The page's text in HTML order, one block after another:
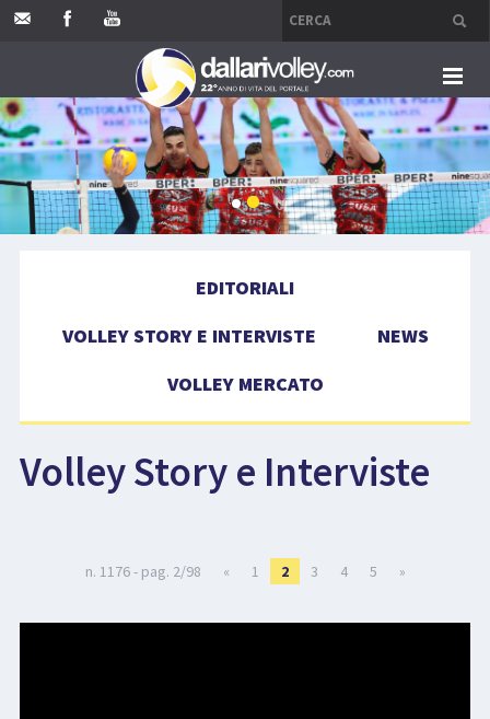
HOME
EDITORIALI
VOLLEY MERCATO
COMPETIZIONI
EVENTI
EDITORIALI
VOLLEY STORY E INTERVISTE
NEWS
VOLLEY MERCATO
Volley Story e Interviste
n. 1176 - pag. 2/98 « 1 2 3 4 5 »